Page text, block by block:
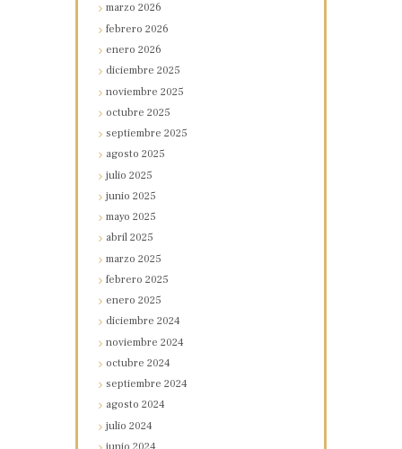
marzo2026
febrero2026
enero2026
diciembre2025
noviembre2025
octubre2025
septiembre2025
agosto2025
julio2025
junio2025
mayo2025
abril2025
marzo2025
febrero2025
enero2025
diciembre2024
noviembre2024
octubre2024
septiembre2024
agosto2024
julio2024